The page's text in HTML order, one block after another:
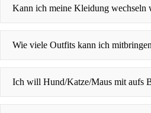
Kann ich meine Kleidung wechseln
Wie viele Outfits kann ich
Ich will Hund/Katze/Maus mit aufs